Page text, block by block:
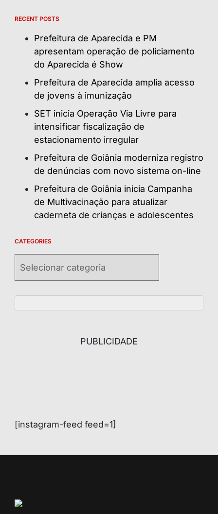
RECENT POSTS
Prefeitura de Aparecida e PM
apresentam operação de policiamento
do Aparecida é Show
Prefeitura de Aparecida amplia acesso
de jovens à imunização
SET inicia Operação Via Livre para
intensificar fiscalização de
estacionamento irregular
Prefeitura de Goiânia moderniza registro
de denúncias com novo sistema on-line
Prefeitura de Goiânia inicia Campanha
de Multivacinação para atualizar
caderneta de crianças e adolescentes
CATEGORIES
PUBLICIDADE
[instagram-feed feed=1]